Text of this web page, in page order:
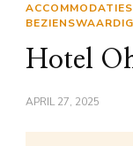
ACCOMMODATIES
Hotel
APRIL 27, 2025